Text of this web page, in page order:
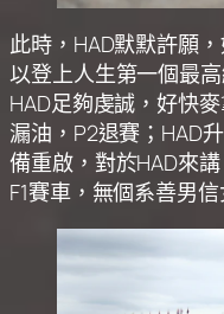
此時，HAD默默許願
以登上人生第一個最
HAD足夠虔誠，好快
漏油，P2退賽；HAD
備重啟，對於HAD來
F1賽車，無個系善男信